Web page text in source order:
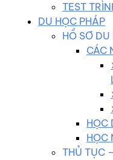
TEST
DU HỌC PHÁP
HỒ SƠ
CÁC
HỌC
HỌC
THỦ TỤC